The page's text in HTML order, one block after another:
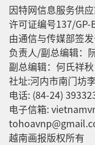
因特网信息服务供
许可证编号137/GP-
由通信与传媒部签
负责人/副总编辑：
副总编辑：何氏祥秋
社址:河内市南门坊
电话: (84-24)
电子信箱:
越南画报版权所有